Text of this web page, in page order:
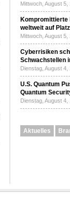
Mittwoch, August
Kompromittierte
weltweit auf
Mittwoch, August
Cyberrisiken
Schwachstellen
Dienstag, August
U.S. Quantum
Quantum
Dienstag, August
Aktuelles